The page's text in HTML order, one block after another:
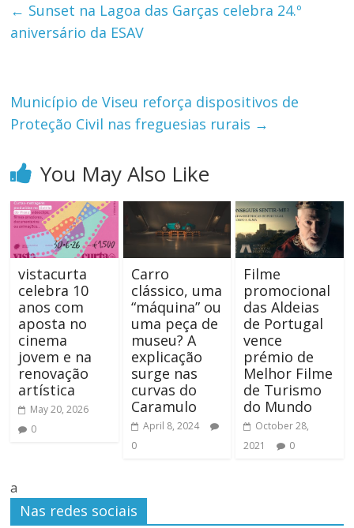
← Sunset na Lagoa das Garças celebra 24.º
aniversário da ESAV
Município de Viseu reforça dispositivos de
Proteção Civil nas freguesias rurais →
You May Also Like
vistacurta
celebra 10
anos com
aposta no
cinema
jovem e na
renovação
artística
May 20, 2026
0
Carro
clássico, uma
“máquina” ou
uma peça de
museu? A
explicação
surge nas
curvas do
Caramulo
April 8, 2024
0
Filme
promocional
das Aldeias
de Portugal
vence
prémio de
Melhor Filme
de Turismo
do Mundo
October 28,
2021
0
a
Nas redes sociais